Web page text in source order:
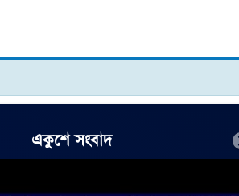
একুশে সংবাদ